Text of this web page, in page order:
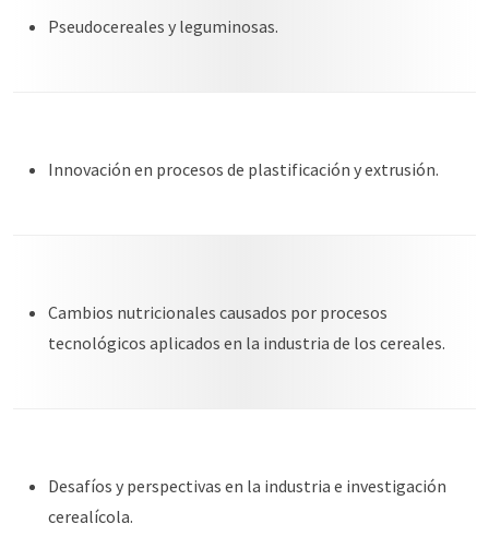
Pseudocereales y leguminosas.
Innovación en procesos de plastificación y extrusión.
Cambios nutricionales causados por procesos
tecnológicos aplicados en la industria de los cereales.
Desafíos y perspectivas en la industria e investigación
cerealícola.